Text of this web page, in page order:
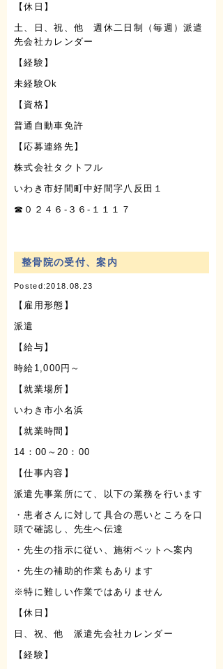
【休日】
土、日、祝、他 週休二日制（毎週）派遣
先会社カレンダー
【経験】
未経験Ok
【資格】
普通自動車免許
【応募連絡先】
株式会社タクトフル
いわき市好間町中好間字八反田１
☎０２４６-３６-１１１７
整骨院の受付、案内
Posted:2018.08.23
【雇用形態】
派遣
【給与】
時給1,000円～
【就業場所】
いわき市小名浜
【就業時間】
14：00～20：00
【仕事内容】
派遣先事業所にて、以下の業務を行います
・患者さんに対して具合の悪いところを口
頭で確認し、先生へ伝達
・先生の指示に従い、施術ベットへ案内
・先生の補助的作業もあります
※特に難しい作業ではありません
【休日】
日、祝、他 派遣先会社カレンダー
【経験】